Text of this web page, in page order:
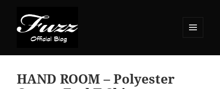
HAND ROOM – Polyester